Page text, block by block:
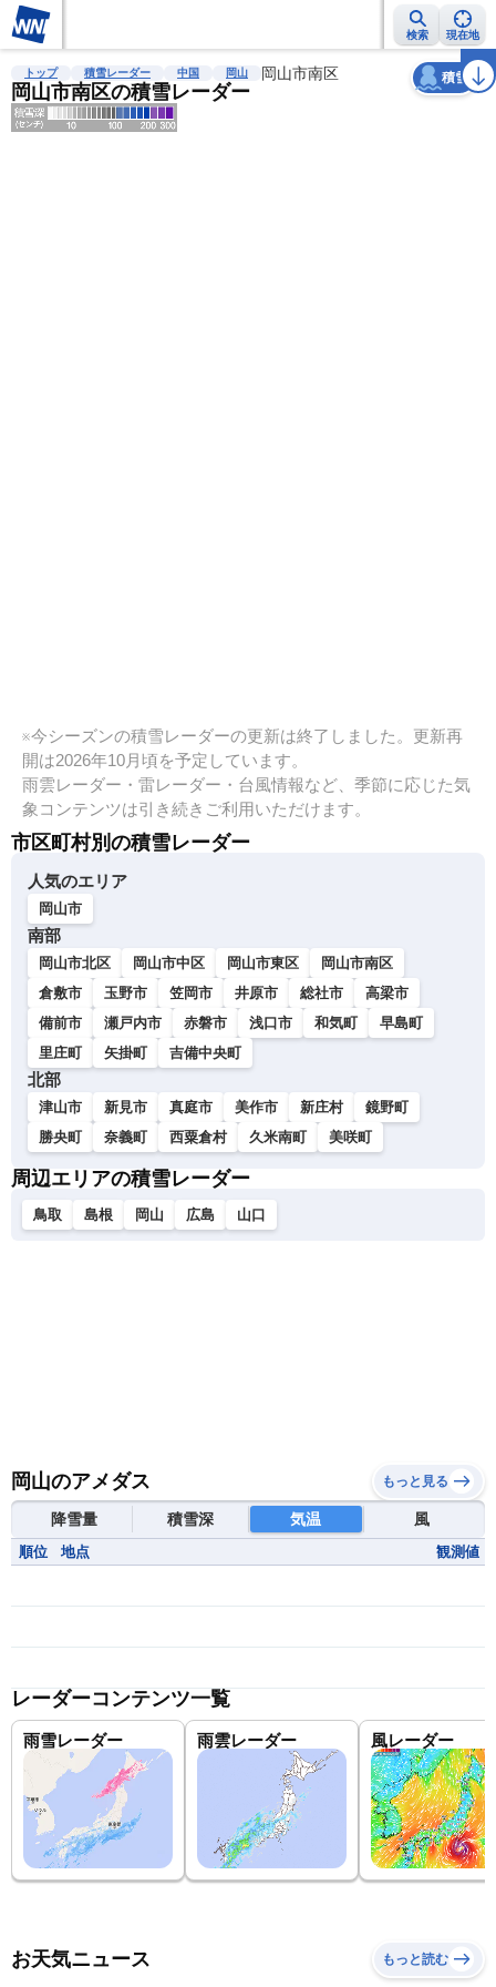
検索 現在地
雨雲レーダー 台風情報 地震情報 警報・注意報 2週間天気 ラ
トップ 積雪レーダー 中国 岡山 岡山市南区
岡山市南区の積雪レーダー
積雪
天気 台風
※今シーズンの積雪レーダーの更新は終了しました。更新再
開は2026年10月頃を予定しています。
雨雲レーダー・雷レーダー・台風情報など、季節に応じた気
象コンテンツは引き続きご利用いただけます。
市区町村別の積雪レーダー
人気のエリア
岡山市
南部
岡山市北区 岡山市中区 岡山市東区
岡山市南区
倉敷市
玉野市 笠岡市 井原市 総社市
高梁市
備前市
瀬戸内市 赤磐市 浅口市 和気町
早島町
里庄町
矢掛町 吉備中央町
北部
津山市 新見市 真庭市 美作市 新庄村
鏡野町
勝央町
奈義町 西粟倉村 久米南町 美咲町
周辺エリアの積雪レーダー
鳥取 島根 岡山 広島 山口
岡山のアメダス もっと見る
降雪量 積雪深 気温 風
順位 地点 観測値
レーダーコンテンツ一覧
雨雪レーダー 雨雲レーダー 風レーダー
お天気ニュース もっと読む